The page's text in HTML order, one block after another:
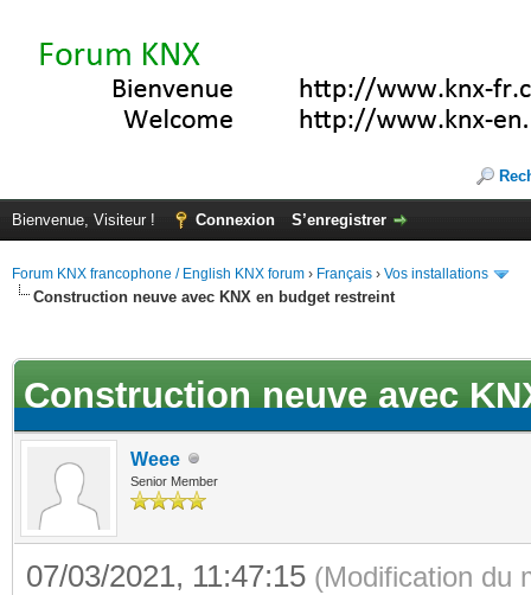
Bienvenue, Visiteur ! Connexion S’enregistrer
Forum KNX francophone / English KNX forum › Français › Vos installations
Construction neuve avec KNX en budget restreint
Construction neuve avec
Weee
Senior Member
07/03/2021, 11:47:15 (Modification du